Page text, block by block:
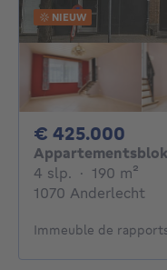
NIEUW
€ 425.000
Appartementsblok
4 slp. 4 slaapkamers
· 190 m²
1070 Anderlecht
Immeuble de